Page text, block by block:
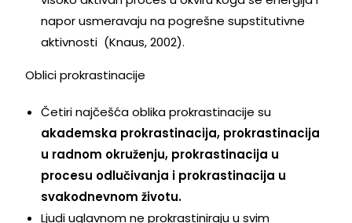
napor usmeravaju na pogrešne supstitutivne
aktivnosti (Knaus, 2002).
Oblici prokrastinacije
Četiri najčešća oblika prokrastinacije su
akademska prokrastinacija, prokrastinacija
u radnom okruženju, prokrastinacija u
procesu odlučivanja i prokrastinacija u
svakodnevnom životu.
Ljudi uglavnom ne prokrastiniraju u svim